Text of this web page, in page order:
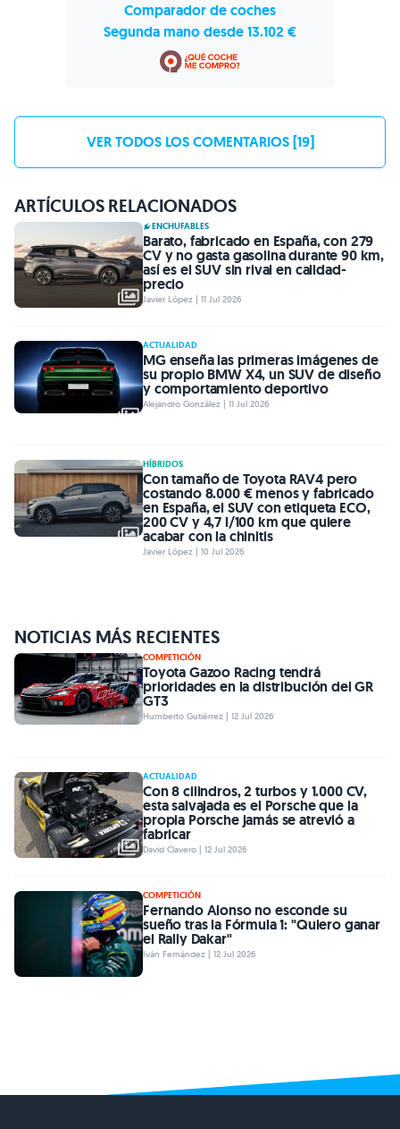
Comparador de coches
Segunda mano desde 13.102 €
VER TODOS LOS COMENTARIOS [19]
ARTÍCULOS RELACIONADOS
ENCHUFABLES
Barato, fabricado en España, con 279
CV y no gasta gasolina durante 90 km,
así es el SUV sin rival en calidad-
precio
Javier López | 11 Jul 2026
ACTUALIDAD
MG enseña las primeras imágenes de
su propio BMW X4, un SUV de diseño
y comportamiento deportivo
Alejandro González | 11 Jul 2026
HÍBRIDOS
Con tamaño de Toyota RAV4 pero
costando 8.000 € menos y fabricado
en España, el SUV con etiqueta ECO,
200 CV y 4,7 l/100 km que quiere
acabar con la chinitis
Javier López | 10 Jul 2026
NOTICIAS MÁS RECIENTES
COMPETICIÓN
Toyota Gazoo Racing tendrá
prioridades en la distribución del GR
GT3
Humberto Gutiérrez | 12 Jul 2026
ACTUALIDAD
Con 8 cilindros, 2 turbos y 1.000 CV,
esta salvajada es el Porsche que la
propia Porsche jamás se atrevió a
fabricar
David Clavero | 12 Jul 2026
COMPETICIÓN
Fernando Alonso no esconde su
sueño tras la Fórmula 1: "Quiero ganar
el Rally Dakar"
Iván Fernández | 12 Jul 2026